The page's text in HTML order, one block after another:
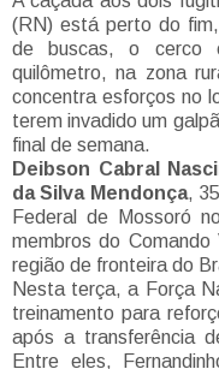
(RN) está perto do
de buscas, o cerco
quilômetro, na zona
concentra esforços no
terem invadido um
final de semana.
Deibson Cabral
da Silva Mendonça,
Federal de Mossoró
membros do
região de fronteira do
Nesta terça, a Força
treinamento para
após a transferência
Entre eles,